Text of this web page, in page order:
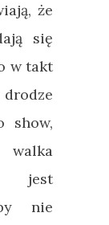
że
się
w takt
show,
jest
nie